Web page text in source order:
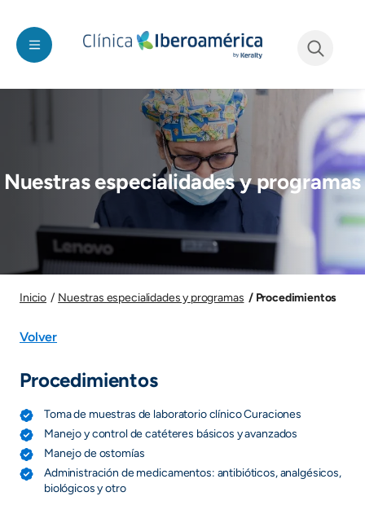
Nuestras especialidades y programas
Inicio Nuestras especialidades y programas Procedimientos
Volver
Procedimientos
Toma de muestras de laboratorio clínico Curaciones
Manejo y control de catéteres básicos y avanzados
Manejo de ostomías
Administración de medicamentos: antibióticos, analgésicos,
biológicos y otro